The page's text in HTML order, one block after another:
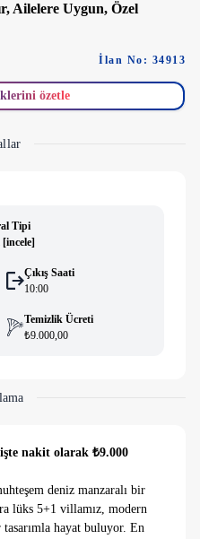
Ailelere Uygun, Özel
İlan No: 34913
özetle
Tipi
[i̇ncele]
Çıkış Saati
10:00
Temizlik Ücreti
₺9.000,00
nakit olarak ₺9.000
deniz manzaralı bir
lüks 5+1 villamız, modern
hayat buluyor. En